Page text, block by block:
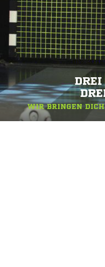
WIR BRINGEN